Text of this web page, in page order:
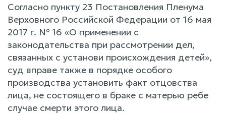
Согласно пункту 23 Постановления Пленума
Верховного Российской Федерации от 16 мая
2017 г. № 16 «О применении с
законодательства при рассмотрении дел,
связанных с установи происхождения детей»,
суд вправе также в порядке особого
производства установить факт отцовства
лица, не состоящего в браке с матерью ребе
случае смерти этого лица.